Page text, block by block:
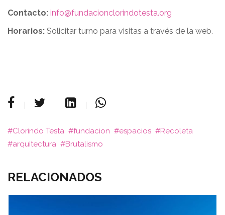
Contacto: info@fundacionclorindotesta.org
Horarios: Solicitar turno para visitas a través de la web.
Clorindo Testa fundacion espacios
Recoleta
arquitectura
Brutalismo
RELACIONADOS